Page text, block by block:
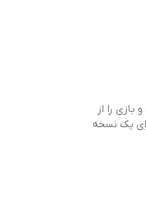
را از
شده که تمام آن‌ها دارای یک نسخه